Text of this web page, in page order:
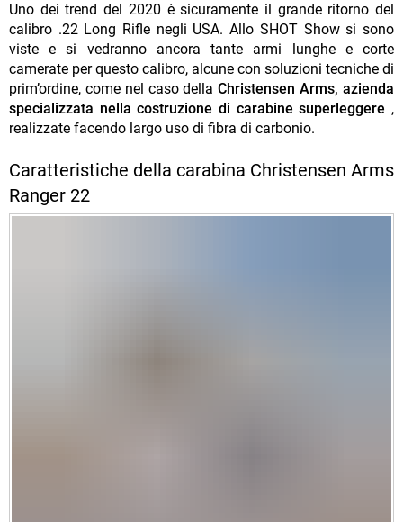
Uno dei trend del 2020 è sicuramente il grande ritorno del
calibro .22 Long Rifle negli USA. Allo SHOT Show si sono
viste e si vedranno ancora tante armi lunghe e corte
camerate per questo calibro, alcune con soluzioni tecniche di
prim’ordine, come nel caso dellaChristensen Arms, azienda
specializzata nella costruzione di carabine superleggere ,
realizzate facendo largo uso di fibra di carbonio.
Caratteristiche della carabina Christensen Arms
Ranger 22